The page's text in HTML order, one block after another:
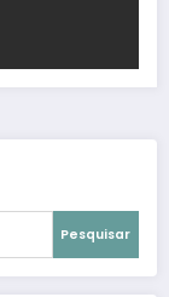
Pesquisar